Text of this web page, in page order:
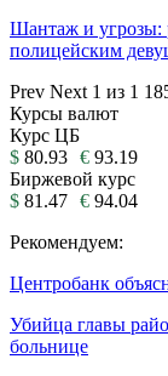
Шантаж и угрозы:
полицейским
Prev Next 1 из 1
Курсы валют
Курс ЦБ
$ 80.93 € 93.19
Биржевой курс
$ 81.47 € 94.04
Рекомендуем:
Центробанк
Убийца главы
больнице